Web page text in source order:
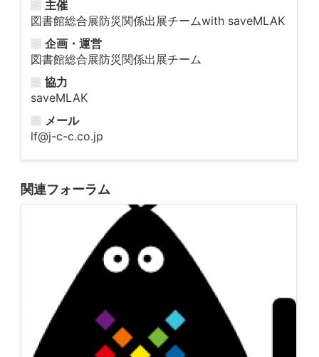
主催
図書館総合展防災関係出展チームwith saveMLAK
企画・運営
図書館総合展防災関係出展チーム
協力
saveMLAK
メール
lf@j-c-c.co.jp
関連フォーラム